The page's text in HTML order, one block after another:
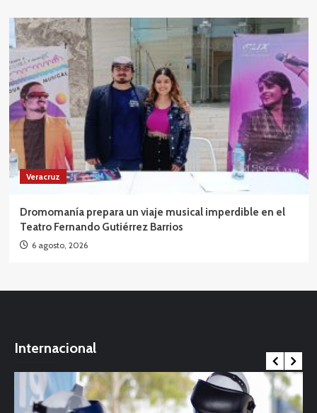
Veracruz
Dromomanía prepara un viaje musical imperdible en el
Teatro Fernando Gutiérrez Barrios
6 agosto, 2026
Internacional